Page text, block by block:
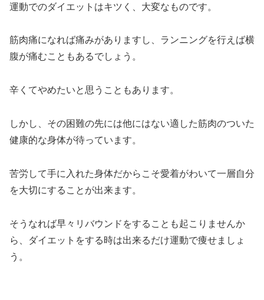
運動でのダイエットはキツく、大変なものです。
筋肉痛になれば痛みがありますし、ランニングを行えば横
腹が痛むこともあるでしょう。
辛くてやめたいと思うこともあります。
しかし、その困難の先には他にはない適した筋肉のついた
健康的な身体が待っています。
苦労して手に入れた身体だからこそ愛着がわいて一層自分
を大切にすることが出来ます。
そうなれば早々リバウンドをすることも起こりませんか
ら、ダイエットをする時は出来るだけ運動で痩せましょ
う。